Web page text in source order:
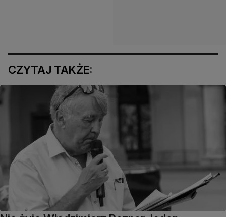
CZYTAJ TAKŻE: